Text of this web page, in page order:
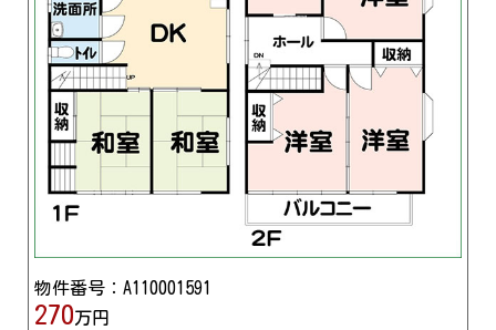
物件番号：A110001591
270万円